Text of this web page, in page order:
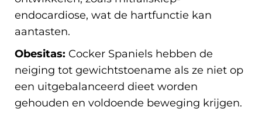
endocardiose, wat de hartfunctie kan
aantasten.
Obesitas: Cocker Spaniels hebben de
neiging tot gewichtstoename als ze niet op
een uitgebalanceerd dieet worden
gehouden en voldoende beweging krijgen.